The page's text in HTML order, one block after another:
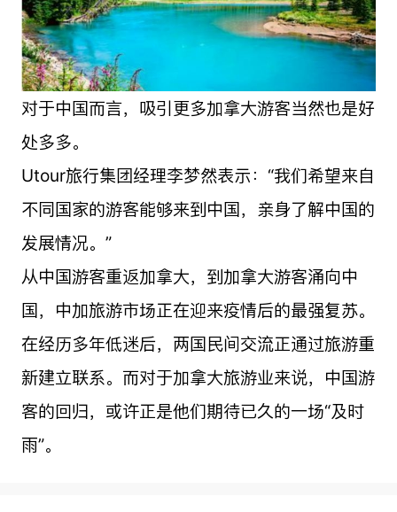
对于中国而言，吸引更多加拿大游客当然也是好
处多多。
Utour旅行集团经理李梦然表示：“我们希望来自
不同国家的游客能够来到中国，亲身了解中国的
发展情况。”
从中国游客重返加拿大，到加拿大游客涌向中
国，中加旅游市场正在迎来疫情后的最强复苏。
在经历多年低迷后，两国民间交流正通过旅游重
新建立联系。而对于加拿大旅游业来说，中国游
客的回归，或许正是他们期待已久的一场“及时
雨”。